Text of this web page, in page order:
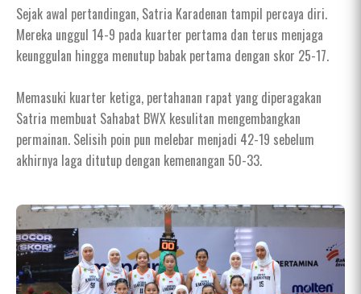
Sejak awal pertandingan, Satria Karadenan tampil percaya diri.
Mereka unggul 14-9 pada kuarter pertama dan terus menjaga
keunggulan hingga menutup babak pertama dengan skor 25-17.
Memasuki kuarter ketiga, pertahanan rapat yang diperagakan
Satria membuat Sahabat BWX kesulitan mengembangkan
permainan. Selisih poin pun melebar menjadi 42-19 sebelum
akhirnya laga ditutup dengan kemenangan 50-33.